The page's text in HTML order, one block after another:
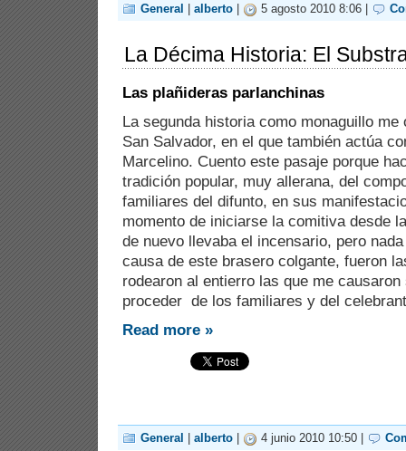
General alberto 5 agosto 2010 8:06 |
La Décima Historia: El
Las plañideras parlanchinas
La segunda historia como monaguillo
San Salvador, en el que también actúa
Marcelino. Cuento este pasaje porque
tradición popular, muy allerana, del
familiares del difunto, en sus
momento de iniciarse la comitiva desde
de nuevo llevaba el incensario, pero
causa de este brasero colgante, fueron
rodearon al entierro las que me
proceder de los familiares y del
Read more »
General alberto 4 junio 2010 10:50 |